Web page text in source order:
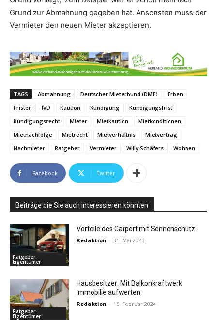
Grund zur Abmahnung gegeben hat. Ansonsten muss der
Vermieter den neuen Mieter akzeptieren.
TAGS Abmahnung Deutscher Mieterbund (DMB)
Erben
Fristen
IVD Kaution Kündigung
Kündigungsfrist
Kündigungsrecht
Mieter Mietkaution
Mietkonditionen
Mietnachfolge
Mietrecht Mietverhältnis
Mietvertrag
Nachmieter
Ratgeber Vermieter Willy Schäfers Wohnen
Facebook Twitter
Beiträge die Sie auch interessieren könnten
Ratgeber
Eigentümer
Vorteile des Carport mit Sonnenschutz
Redaktion - 31. Mai 2025
Ratgeber
Eigentümer
Hausbesitzer: Mit Balkonkraftwerk
Immobilie aufwerten
Redaktion - 16. Februar 2024